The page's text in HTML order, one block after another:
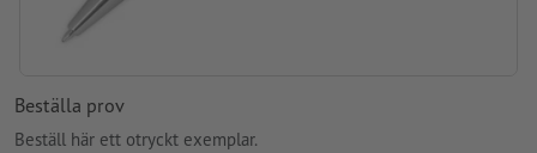
Beställa prov
Beställ här ett otryckt exemplar.